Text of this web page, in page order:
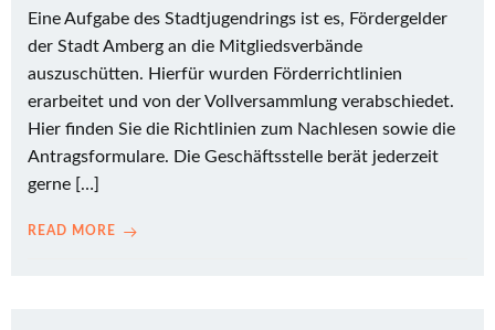
Eine Aufgabe des Stadtjugendrings ist es, Fördergelder
der Stadt Amberg an die Mitgliedsverbände
auszuschütten. Hierfür wurden Förderrichtlinien
erarbeitet und von der Vollversammlung verabschiedet.
Hier finden Sie die Richtlinien zum Nachlesen sowie die
Antragsformulare. Die Geschäftsstelle berät jederzeit
gerne […]
READ MORE